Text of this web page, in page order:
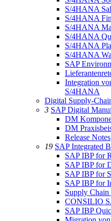
S/4HANA
S/4HANA
S/4HANA
S/4HANA
S/4HANA
S/4HANA
SAP
Integration
S/4HANA
Digital Supply-
3 SAP Digital
DM
DM
Release Notes
19 SAP Integrated
SAP IBP for
SAP IBP for
SAP IBP for
SAP IBP for
Supply
CONSILIO
SAP IBP